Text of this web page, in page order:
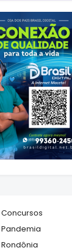
Concursos
Pandemia
Rondônia